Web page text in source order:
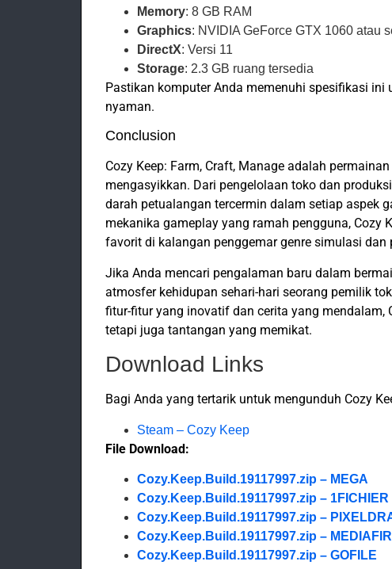
Memory: 8 GB RAM
Graphics: NVIDIA GeForce GTX 1060 atau
DirectX: Versi 11
Storage: 2.3 GB ruang tersedia
Pastikan komputer Anda memenuhi spesifikasi
nyaman.
Conclusion
Cozy Keep: Farm, Craft, Manage adalah
mengasyikkan. Dari pengelolaan toko dan
darah petualangan tercermin dalam setiap aspek
mekanika gameplay yang ramah pengguna, Cozy
favorit di kalangan penggemar genre simulasi dan
Jika Anda mencari pengalaman baru dalam
atmosfer kehidupan sehari-hari seorang pemilik
fitur-fitur yang inovatif dan cerita yang mendalam,
tetapi juga tantangan yang memikat.
Download Links
Bagi Anda yang tertarik untuk mengunduh Cozy
Steam – Cozy Keep
File Download:
Cozy.Keep.Build.19117997.zip – MEGA
Cozy.Keep.Build.19117997.zip – 1FICHIER
Cozy.Keep.Build.19117997.zip –
Cozy.Keep.Build.19117997.zip –
Cozy.Keep.Build.19117997.zip – GOFILE